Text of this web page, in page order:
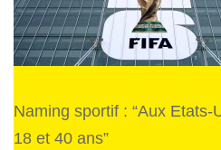
Naming sportif : “Aux
18 et 40 ans”